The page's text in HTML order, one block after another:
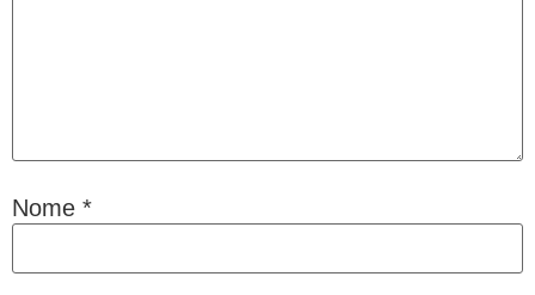
Nome *